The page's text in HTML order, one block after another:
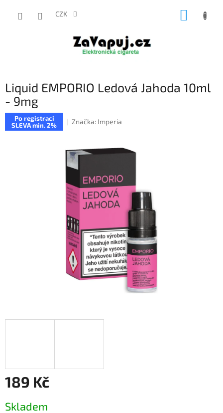
CZK
Liquid EMPORIO Ledová Jahoda 10ml
- 9mg
Po registraci
SLEVA min. 2%
Značka: Imperia
189 Kč
cena:
Skladem